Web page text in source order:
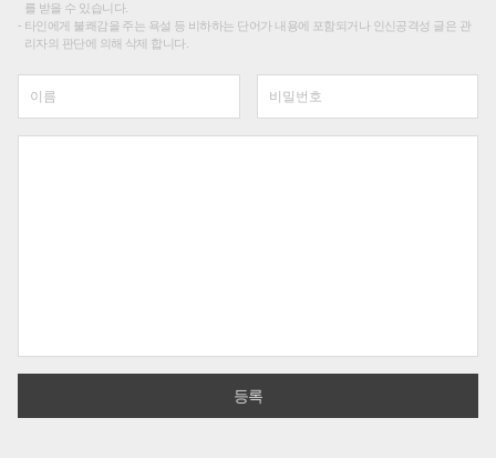
를 받을 수 있습니다.
타인에게 불쾌감을 주는 욕설 등 비하하는 단어가 내용에 포함되거나 인신공격성 글은 관
리자의 판단에 의해 삭제 합니다.